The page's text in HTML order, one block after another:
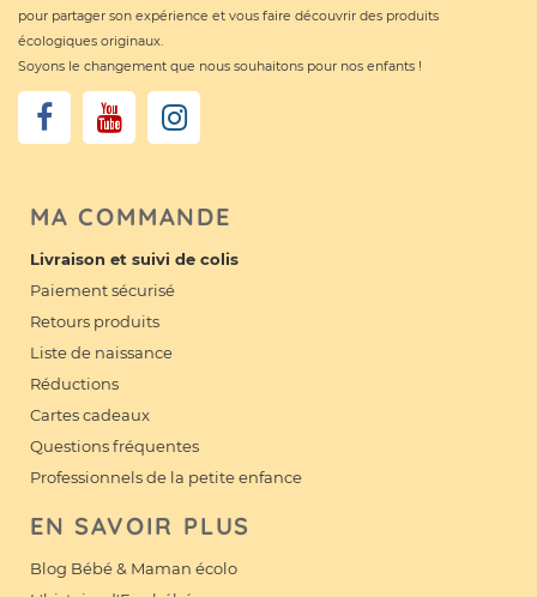
pour partager son expérience et vous faire découvrir des produits
écologiques originaux.
Soyons le changement que nous souhaitons pour nos enfants !
MA COMMANDE
Livraison et suivi de colis
Paiement sécurisé
Retours produits
Liste de naissance
Réductions
Cartes cadeaux
Questions fréquentes
Professionnels de la petite enfance
EN SAVOIR PLUS
Blog Bébé & Maman écolo